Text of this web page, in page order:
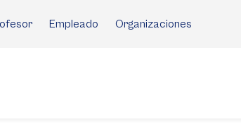
Empleado Organizaciones